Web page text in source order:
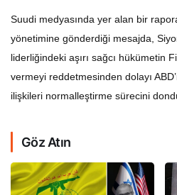
Suudi medyasında yer alan bir
yönetimine gönderdiği mesajda,
liderliğindeki aşırı sağcı hükümetin
vermeyi reddetmesinden dolayı
ilişkileri normalleştirme sürecini
Göz Atın